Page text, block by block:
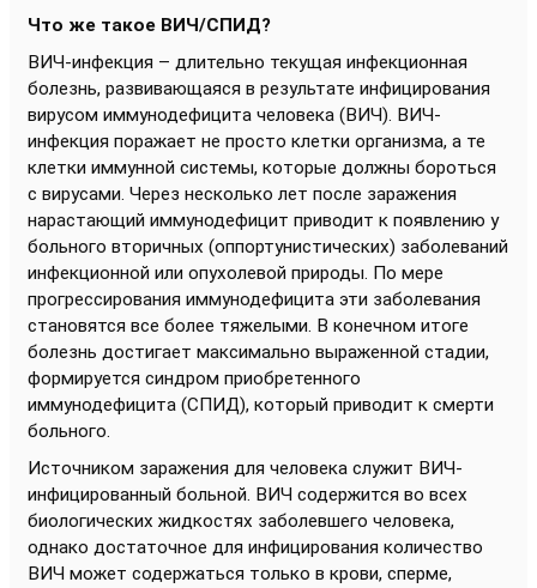
Что же такое ВИЧ/СПИД?
ВИЧ-инфекция – длительно текущая инфекционная
болезнь, развивающаяся в результате инфицирования
вирусом иммунодефицита человека (ВИЧ). ВИЧ-
инфекция поражает не просто клетки организма, а те
клетки иммунной системы, которые должны бороться
с вирусами. Через несколько лет после заражения
нарастающий иммунодефицит приводит к появлению у
больного вторичных (оппортунистических) заболеваний
инфекционной или опухолевой природы. По мере
прогрессирования иммунодефицита эти заболевания
становятся все более тяжелыми. В конечном итоге
болезнь достигает максимально выраженной стадии,
формируется синдром приобретенного
иммунодефицита (СПИД), который приводит к смерти
больного.
Источником заражения для человека служит ВИЧ-
инфицированный больной. ВИЧ содержится во всех
биологических жидкостях заболевшего человека,
однако достаточное для инфицирования количество
ВИЧ может содержаться только в крови, сперме,